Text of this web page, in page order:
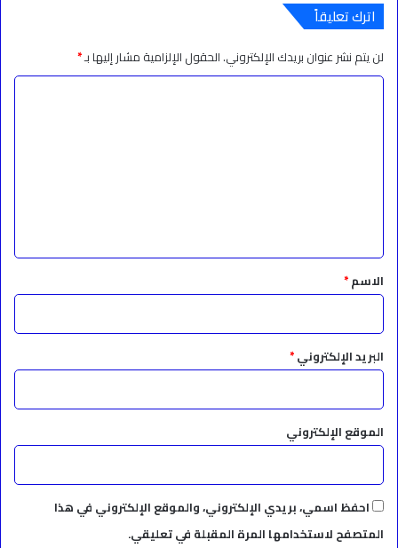
اترك تعليقاً
لن يتم نشر عنوان بريدك الإلكتروني.الحقول الإلزامية مشار إليها بـ*
ق
*الاسم*
البريد الإلكتروني*
الموقع الإلكتروني
احفظ اسمي، بريدي الإلكتروني، والموقع الإلكتروني في هذا
المتصفح لاستخدامها المرة المقبلة في تعليقي.